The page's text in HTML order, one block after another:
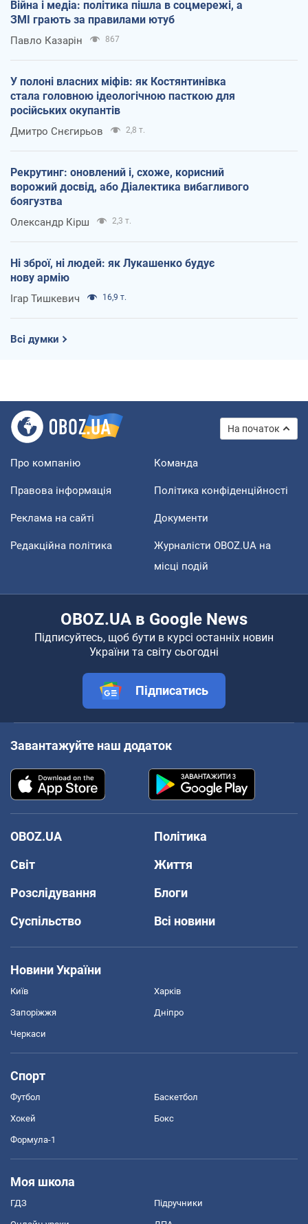
Війна і медіа: політика пішла в соцмережі, а
ЗМІ грають за правилами ютуб
Павло Казарін 867
У полоні власних міфів: як Костянтинівка
стала головною ідеологічною пасткою для
російських окупантів
Дмитро Снєгирьов 2,8 т.
Рекрутинг: оновлений і, схоже, корисний
ворожий досвід, або Діалектика вибагливого
боягузтва
Олександр Кірш 2,3 т.
Ні зброї, ні людей: як Лукашенко будує
нову армію
Ігар Тишкевич 16,9 т.
Всі думки
На початок
Про компанію Команда
Правова інформація Політика конфіденційності
Реклама на сайті Документи
Редакційна політика
Журналісти OBOZ.UA на
місці подій
OBOZ.UA в Google News
Підписуйтесь, щоб бути в курсі останніх новин
України та світу сьогодні
Підписатись
Завантажуйте наш додаток
OBOZ.UA
Політика
Світ
Життя
Розслідування
Блоги
Суспільство
Всі новини
Новини України
Київ Харків
Запоріжжя Дніпро
Черкаси
Спорт
Футбол Баскетбол
Хокей Бокс
Формула-1
Моя школа
ГДЗ Підручники